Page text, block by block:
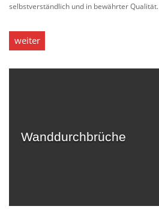
selbstverständlich und in bewährter Qualität.
weiter
Wanddurchbrüche